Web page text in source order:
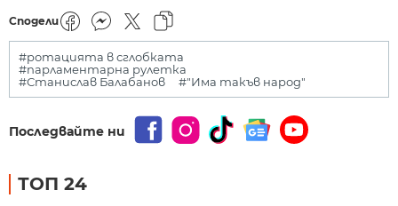
Сподели
#ротацията в сглобката
#парламентарна рулетка
#Станислав Балабанов
#"Има такъв народ"
Последвайте ни
ТОП 24